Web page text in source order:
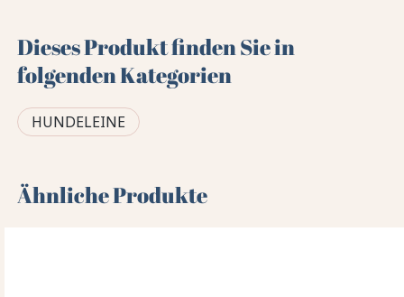
Dieses Produkt finden Sie in
folgenden Kategorien
HUNDELEINE
Ähnliche Produkte